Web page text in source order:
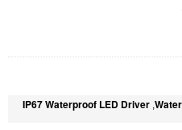
,
IP67 Waterproof LED Driver